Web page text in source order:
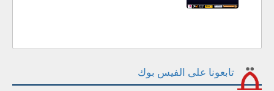
تابعونا على الفيس بوك